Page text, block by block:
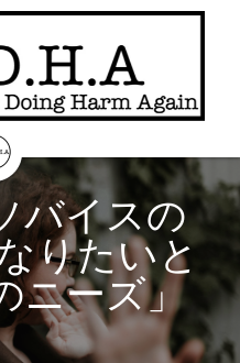
バイスの
りたいと
ニーズ」